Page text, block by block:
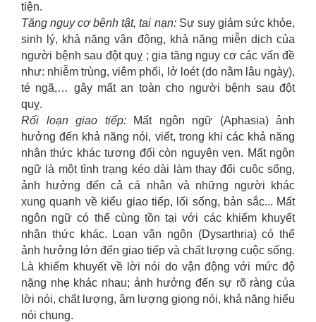
tiện.
Tăng nguy cơ bệnh tật, tai nạn:Sự suy giảm sức khỏe,
sinh lý, khả năng vận động, khả năng miễn dịch của
người bệnh sau đột quỵ ; gia tăng nguy cơ các vấn đề
như: nhiễm trùng, viêm phối, lở loét (do nằm lâu ngày),
té ngã,… gây mất an toàn cho người bệnh sau đột
quỵ.
Rối loạn giao tiếp:
Mất ngôn ngữ (Aphasia) ảnh
hưởng đến khả năng nói, viết, trong khi các khả năng
nhận thức khác tương đối còn nguyên vẹn. Mất ngôn
ngữ là một tình trạng kéo dài làm thay đổi cuộc sống,
ảnh hưởng đến cả cá nhân và những người khác
xung quanh về kiểu giao tiếp, lối sống, bản sắc... Mất
ngôn ngữ có thể cùng tồn tại với các khiếm khuyết
nhận thức khác. Loạn vận ngôn (Dysarthria) có thể
ảnh hưởng lớn đến giao tiếp và chất lượng cuộc sống.
Là khiếm khuyết về lời nói do vận động với mức độ
nặng nhẹ khác nhau; ảnh hưởng đến sự rõ ràng của
lời nói, chất lượng, âm lượng giọng nói, khả năng hiểu
nói chung.